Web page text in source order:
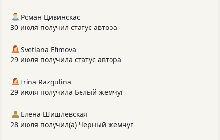
Роман Цивинскас
30 июля получил статус автора
Svetlana Efimova
29 июля получила статус автора
Irina Razgulina
29 июля получила Белый жемчуг
Елена Шишлевская
28 июля получил(а) Черный жемчуг